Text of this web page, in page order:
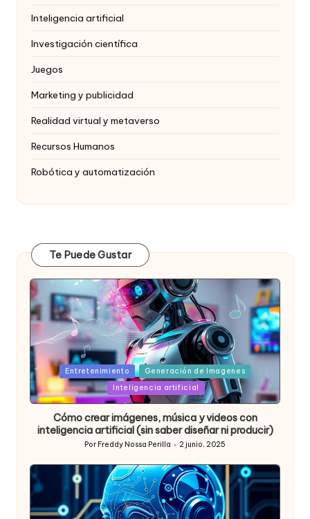
Inteligencia artificial
Investigación científica
Juegos
Marketing y publicidad
Realidad virtual y metaverso
Recursos Humanos
Robótica y automatización
Te Puede Gustar
Posted
in
Entretenimiento
Generación de Imagenes
Inteligencia artificial
Cómo crear imágenes, música y videos con
inteligencia artificial (sin saber diseñar ni producir)
Publicado
por
Por Freddy Nossa Perilla 2 junio, 2025